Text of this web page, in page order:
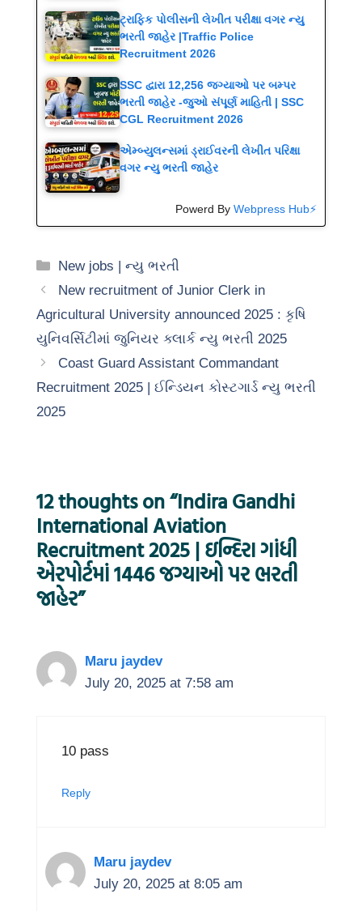
ટ્રાફિક પોલીસની લેખીત પરીક્ષા વગર ન્યુ
ભરતી જાહેર |Traffic Police
Recruitment 2026
SSC દ્વારા 12,256 જગ્યાઓ પર બમ્પર
ભરતી જાહેર -જુઓ સંપૂર્ણ માહિતી | SSC
CGL Recruitment 2026
એમ્બ્યુલન્સમાં ડ્રાઈવરની લેખીત પરિક્ષા
વગર ન્યુ ભરતી જાહેર
Powerd By Webpress Hub⚡
Categories
New jobs | ન્યુ ભરતી
New recruitment of Junior Clerk in
Agricultural University announced 2025 : કૃષિ
યુનિવર્સિટીમાં જુનિયર ક્લાર્ક ન્યુ ભરતી 2025
Coast Guard Assistant Commandant
Recruitment 2025 | ઈન્ડિયન કોસ્ટગાર્ડ ન્યુ ભરતી
2025
12 thoughts on “Indira Gandhi
International Aviation
Recruitment 2025 | ઇન્દિરા ગાંધી
એરપોર્ટમાં 1446 જગ્યાઓ પર ભરતી
જાહેર”
Maru jaydev
July 20, 2025 at 7:58 am
10 pass
Reply
Maru jaydev
July 20, 2025 at 8:05 am